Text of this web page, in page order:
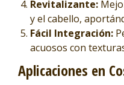
Revitalizante:
y el cabello,
Fácil Integración:
acuosos con
Aplicaciones en